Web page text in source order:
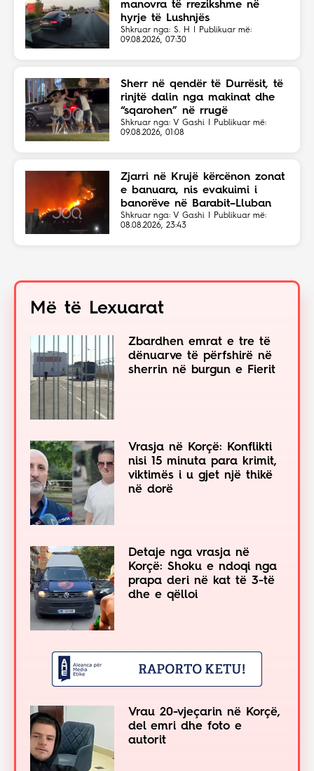
manovra të rrezikshme në
hyrje të Lushnjës
Shkruar nga: S. H | Publikuar më:
09.08.2026, 07:30
Sherr në qendër të Durrësit, të
rinjtë dalin nga makinat dhe
“sqarohen” në rrugë
Shkruar nga: V Gashi | Publikuar më:
09.08.2026, 01:08
Zjarri në Krujë kërcënon zonat
e banuara, nis evakuimi i
banorëve në Barabit–Lluban
Shkruar nga: V Gashi | Publikuar më:
08.08.2026, 23:43
Më të Lexuarat
Zbardhen emrat e tre të
dënuarve të përfshirë në
sherrin në burgun e Fierit
Vrasja në Korçë: Konflikti
nisi 15 minuta para krimit,
viktimës i u gjet një thikë
në dorë
Detaje nga vrasja në
Korçë: Shoku e ndoqi nga
prapa deri në kat të 3-të
dhe e qëlloi
Vrau 20-vjeçarin në Korçë,
del emri dhe foto e
autorit